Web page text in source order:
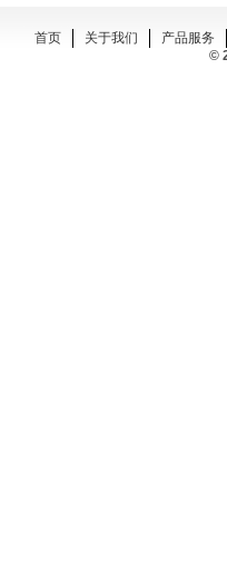
首页 关于我们
产品服务
©